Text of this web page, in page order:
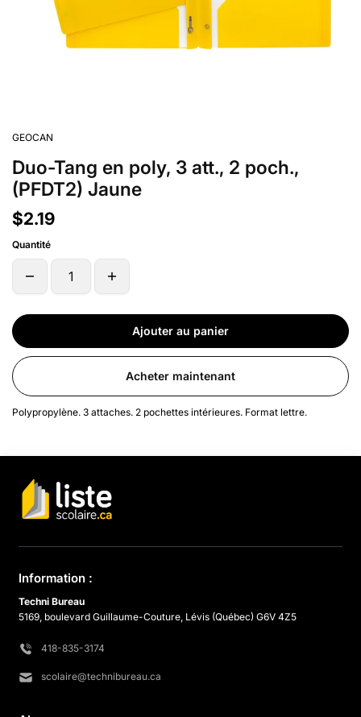
GEOCAN
Duo-Tang en poly, 3 att., 2 poch.,
(PFDT2) Jaune
$2.19
Quantité
Ajouter au panier
Acheter maintenant
Polypropylène. 3 attaches. 2 pochettes intérieures. Format lettre.
Information :
Techni Bureau
5169, boulevard Guillaume-Couture, Lévis (Québec) G6V 4Z5
418-835-3174
scolaire@technibureau.ca